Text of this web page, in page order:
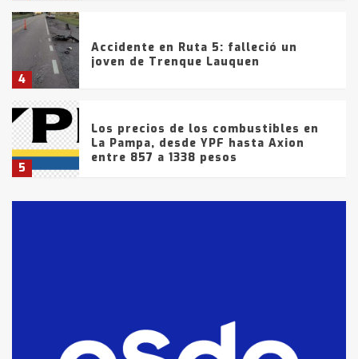
4
Accidente en Ruta 5: falleció un
joven de Trenque Lauquen
5
Los precios de los combustibles en
La Pampa, desde YPF hasta Axion
entre 857 a 1338 pesos
fueron detenidos por
comercialización de drogas en la
tarde del sábado